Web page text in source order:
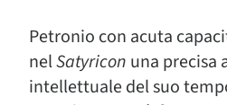
Petronio con acuta
nelSatyricon una precisa
intellettuale del suo